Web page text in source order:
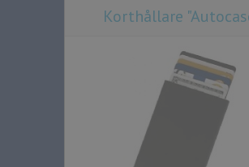
Korthållare